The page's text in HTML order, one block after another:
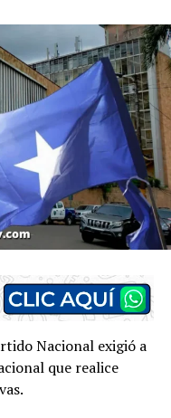
Nacional exigió a
que realice